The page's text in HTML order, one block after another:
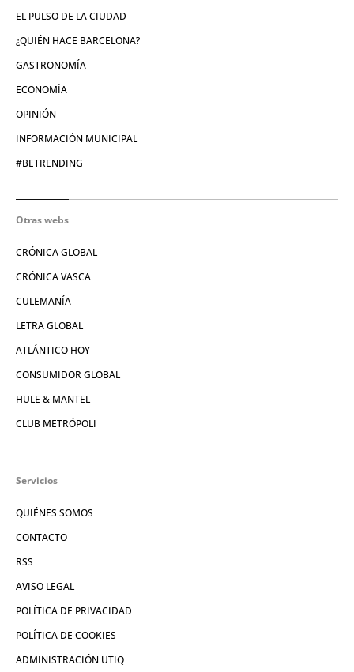
EL PULSO DE LA CIUDAD
¿QUIÉN HACE BARCELONA?
GASTRONOMÍA
ECONOMÍA
OPINIÓN
INFORMACIÓN MUNICIPAL
#BETRENDING
Otras webs
CRÓNICA GLOBAL
CRÓNICA VASCA
CULEMANÍA
LETRA GLOBAL
ATLÁNTICO HOY
CONSUMIDOR GLOBAL
HULE & MANTEL
CLUB METRÓPOLI
Servicios
QUIÉNES SOMOS
CONTACTO
RSS
AVISO LEGAL
POLÍTICA DE PRIVACIDAD
POLÍTICA DE COOKIES
ADMINISTRACIÓN UTIQ